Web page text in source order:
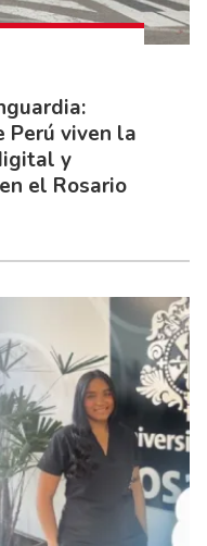
Perú viven la
y
el Rosario